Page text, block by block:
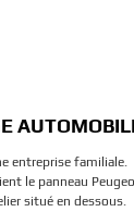
entreprise familiale.
le panneau
situé en dessous.